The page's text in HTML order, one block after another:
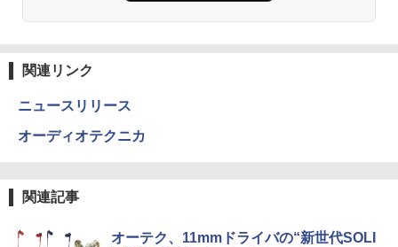
関連リンク
ニュースリリース
オーディオテクニカ
関連記事
オーテク、11mmドライバの“新世代SOLI